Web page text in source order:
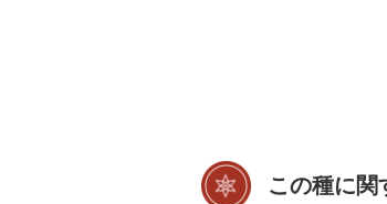
この種に関